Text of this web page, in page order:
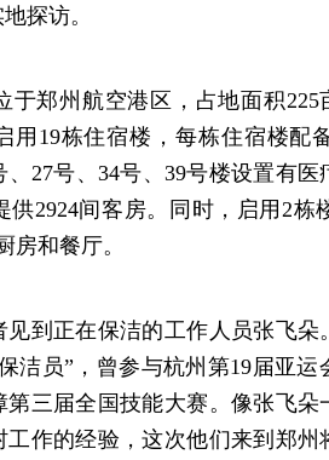
探访。
郑州航空港区，占地面积225
用19栋住宿楼，每栋住宿楼配
27号、34号、39号楼设置有
供2924间客房。同时，启用2栋
房和餐厅。
到正在保洁的工作人员张飞朵
洁员”，曾参与杭州第19届亚
第三届全国技能大赛。像张飞
工作的经验，这次他们来到郑